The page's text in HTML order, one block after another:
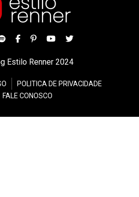
Estilo Renner 2024
POLITICA DE PRIVACIDADE
FALE CONOSCO